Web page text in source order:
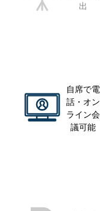
出
自席で電
話・オン
ライン会
議可能